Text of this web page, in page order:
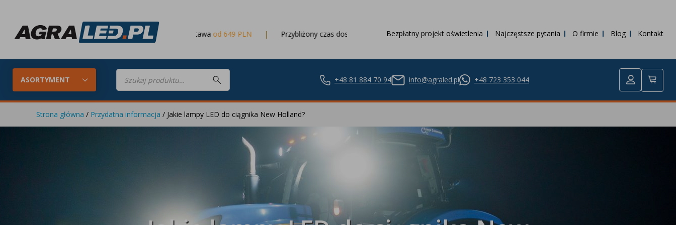
Darmowa dostawa od 649 PLN Przybliżony czas dostawy3 dni robocze Bezpłatny projekt oświetlenia Najczęstsze pytania O firmie Blog Kontakt
ASORTYMENT
Wyszukiwarka
produktów +48 81 884 70 94 info@agraled.pl +48 723 353 044
Lampy robocze LED
Lampy przednie LED
Strona główna / Przydatna informacja / Jakie lampy LED do ciągnika New Holland?